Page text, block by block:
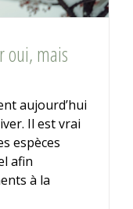
oui, mais
aujourd’hui
Il est vrai
espèces
afin
à la